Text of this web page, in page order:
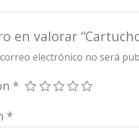
en valorar
electrónico no será
*
*